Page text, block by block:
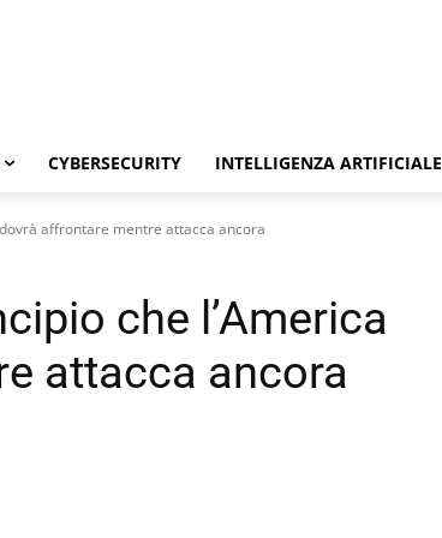
CYBERSECURITY INTELLIGENZA ARTIFICIALE
affrontare mentre attacca ancora
che l’America
attacca ancora